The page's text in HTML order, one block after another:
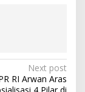
Next post
RI Arwan Aras